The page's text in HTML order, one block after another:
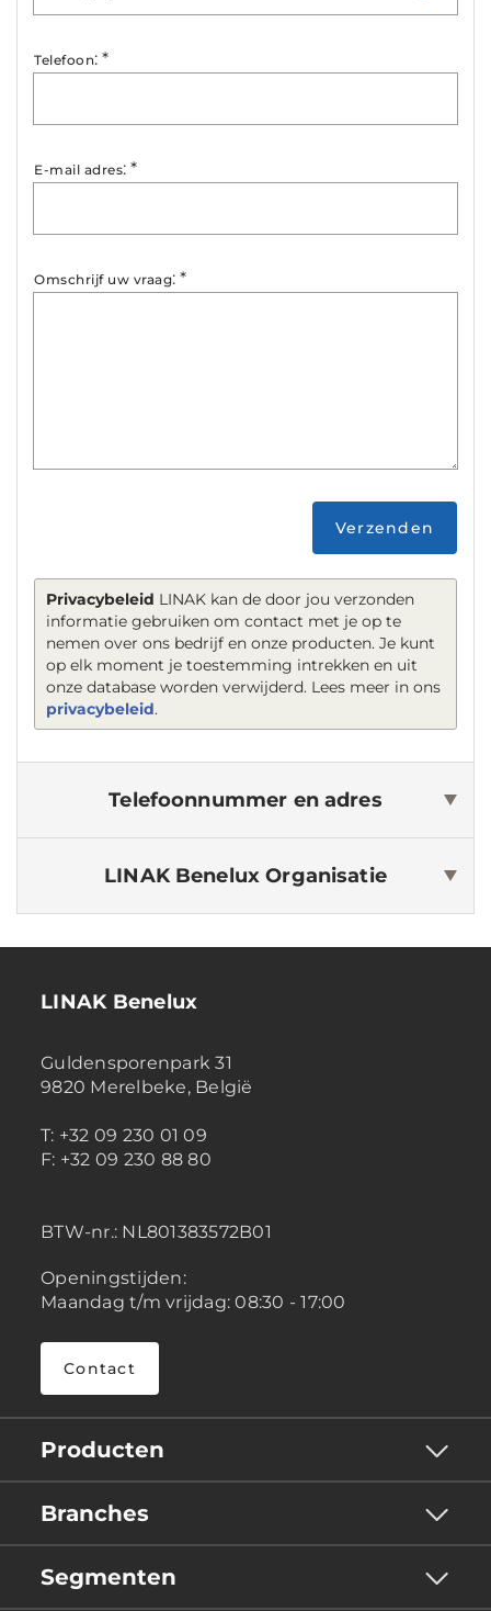
Telefoon: *
E-mail adres: *
Omschrijf uw vraag: *
Verzenden
Privacybeleid LINAK kan de door jou verzonden
informatie gebruiken om contact met je op te
nemen over ons bedrijf en onze producten. Je kunt
op elk moment je toestemming intrekken en uit
onze database worden verwijderd. Lees meer in ons
privacybeleid.
Telefoonnummer en adres
LINAK BeneluxOrganisatie
LINAK Benelux
Guldensporenpark 31
9820 Merelbeke, België
T: +32 09 230 01 09
F: +32 09 230 88 80
BTW-nr.: NL801383572B01
Openingstijden:
Maandag t/m vrijdag: 08:30 - 17:00
Contact
Producten
Branches
Segmenten